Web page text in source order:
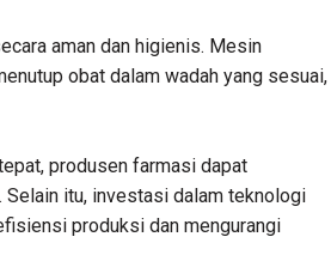
aman dan higienis. Mesin
obat dalam wadah yang sesuai,
produsen farmasi dapat
itu, investasi dalam teknologi
produksi dan mengurangi